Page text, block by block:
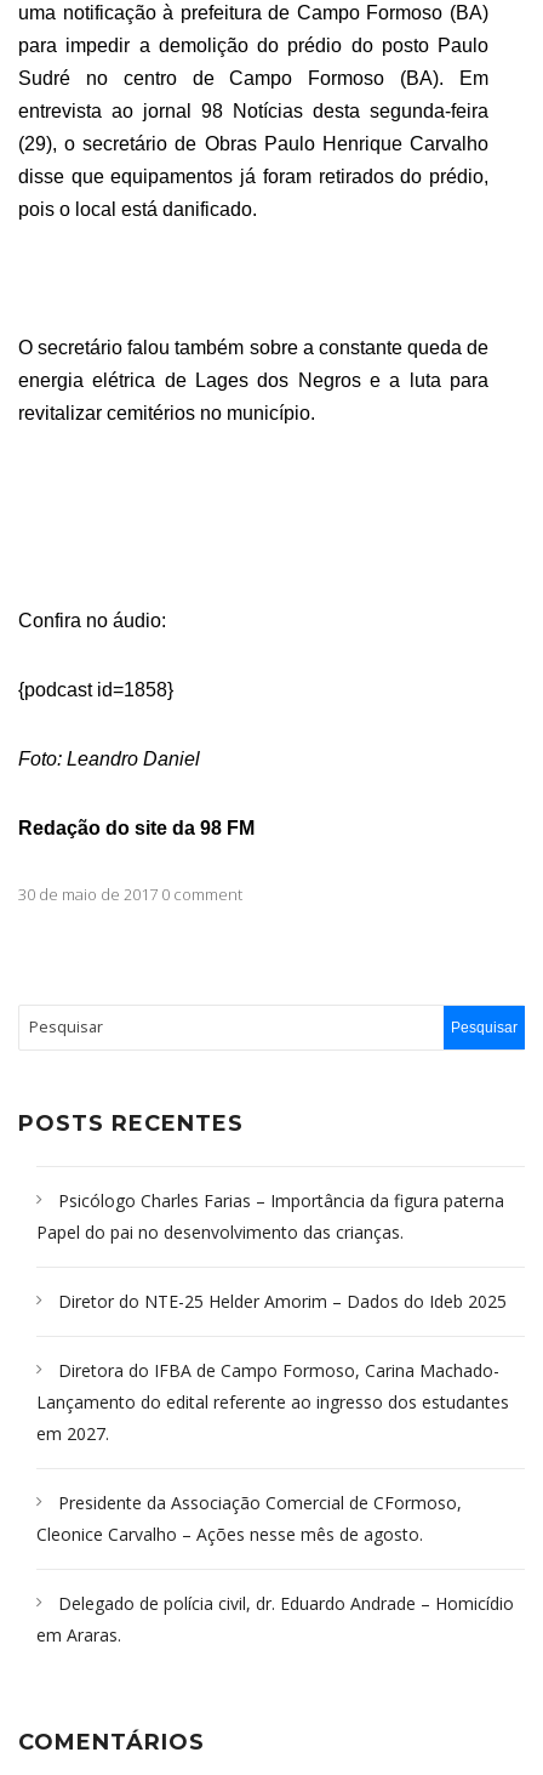
uma notificação à prefeitura de Campo Formoso (BA)
para impedir a demolição do prédio do posto Paulo
Sudré no centro de Campo Formoso (BA). Em
entrevista ao jornal 98 Notícias desta segunda-feira
(29), o secretário de Obras Paulo Henrique Carvalho
disse que equipamentos já foram retirados do prédio,
pois o local está danificado.
O secretário falou também sobre a constante queda de
energia elétrica de Lages dos Negros e a luta para
revitalizar cemitérios no município.
Confira no áudio:
{podcast id=1858}
Foto: Leandro Daniel
Redação do site da 98 FM
30 de maio de 2017 0 comment
POSTS RECENTES
Psicólogo Charles Farias – Importância da figura paterna
Papel do pai no desenvolvimento das crianças.
Diretor do NTE-25 Helder Amorim – Dados do Ideb 2025
Diretora do IFBA de Campo Formoso, Carina Machado-
Lançamento do edital referente ao ingresso dos estudantes
em 2027.
Presidente da Associação Comercial de CFormoso,
Cleonice Carvalho – Ações nesse mês de agosto.
Delegado de polícia civil, dr. Eduardo Andrade – Homicídio
em Araras.
COMENTÁRIOS